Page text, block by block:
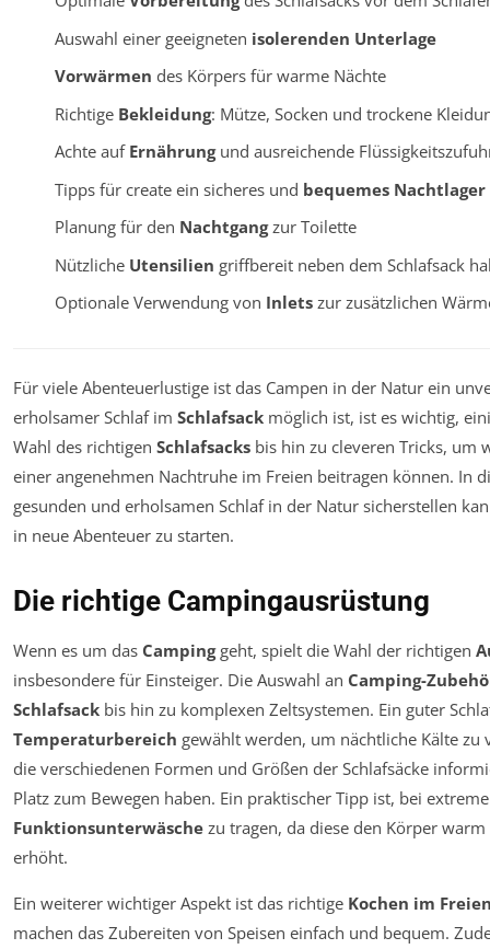
Auswahl einer geeigneten isolerenden Unterlage
Vorwärmen des Körpers für warme Nächte
Richtige Bekleidung: Mütze, Socken und trockene
Achte auf Ernährungund ausreichende
Tipps für create ein sicheres und bequemes Nachtlager
Planung für den Nachtgangzur Toilette
Nützliche Utensilien griffbereit neben dem Schlafsack
Optionale Verwendung von Inletszur zusätzlichen
Für viele Abenteuerlustige ist das Campen in der Natur ein
erholsamer Schlaf im Schlafsack möglich ist, ist es wichtig,
Wahl des richtigen Schlafsacks bis hin zu cleveren Tricks, um
einer angenehmen Nachtruhe im Freien beitragen können. In
gesunden und erholsamen Schlaf in der Natur sicherstellen
in neue Abenteuer zu starten.
Die richtige Campingausrüstung
Wenn es um das Campinggeht, spielt die Wahl der richtigen
insbesondere für Einsteiger. Die Auswahl an Camping-
Schlafsack bis hin zu komplexen Zeltsystemen. Ein guter
Temperaturbereich gewählt werden, um nächtliche Kälte
die verschiedenen Formen und Größen der Schlafsäcke
Platz zum Bewegen haben. Ein praktischer Tipp ist, bei
Funktionsunterwäsche zu tragen, da diese den Körper
erhöht.
Ein weiterer wichtiger Aspekt ist das richtige Kochen im
machen das Zubereiten von Speisen einfach und bequem.